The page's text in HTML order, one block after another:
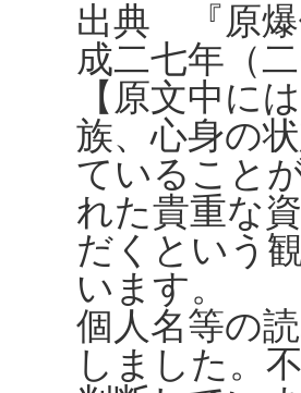
出典 『原
成二七年（
【原文中に
族、心身の
ていること
れた貴重な
だくという
います。
個人名等の
しました。